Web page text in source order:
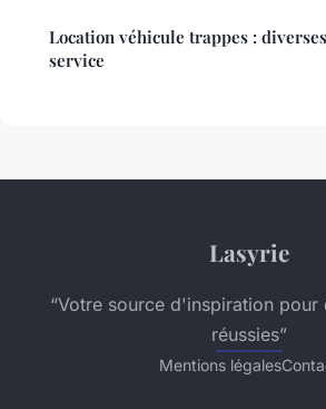
Location véhicule trappes :
service
Lasyrie
“Votre source d'inspiration pour
réussies”
Mentions légales